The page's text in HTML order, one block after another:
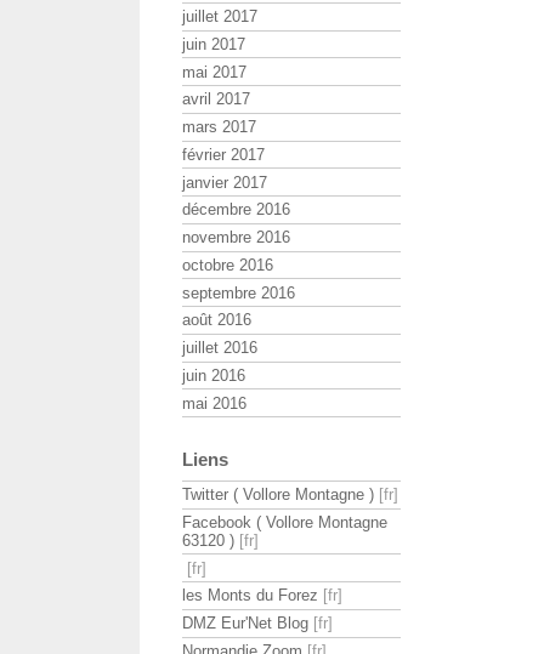
juillet 2017
juin 2017
mai 2017
avril 2017
mars 2017
février 2017
janvier 2017
décembre 2016
novembre 2016
octobre 2016
septembre 2016
août 2016
juillet 2016
juin 2016
mai 2016
Liens
Twitter ( Vollore Montagne )
Facebook ( Vollore Montagne
63120 )
les Monts du Forez
DMZ Eur'Net Blog